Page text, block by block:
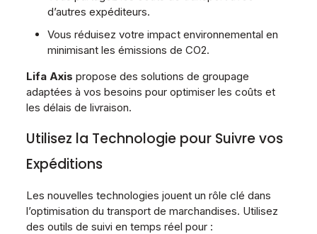
d’autres expéditeurs.
Vous réduisez votre impact environnemental en
minimisant les émissions de CO2.
Lifa Axis propose des solutions de groupage
adaptées à vos besoins pour optimiser les coûts et
les délais de livraison.
Utilisez la Technologie pour Suivre vos
Expéditions
Les nouvelles technologies jouent un rôle clé dans
l’optimisation du transport de marchandises. Utilisez
des outils de suivi en temps réel pour :